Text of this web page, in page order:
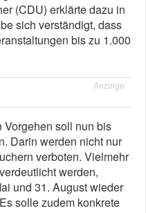
(CDU) erklärte dazu in
sich verständigt, dass
bis zu 1.000
Anzeige
Vorgehen soll nun bis
Darin werden nicht nur
verboten. Vielmehr
werden,
und 31. August wieder
solle zudem konkrete